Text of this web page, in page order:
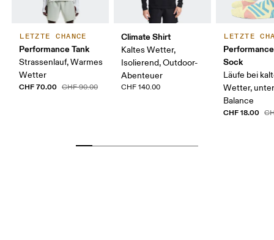
LETZTE CHANCE
Performance Tank
Strassenlauf, Warmes
Wetter
CHF 70.00 CHF 90.00
Climate Shirt
Kaltes Wetter,
Isolierend, Outdoor-
Abenteuer
CHF 140.00
LETZTE
Sock
Läufe bei
Wetter,
Balance
CHF 18.00